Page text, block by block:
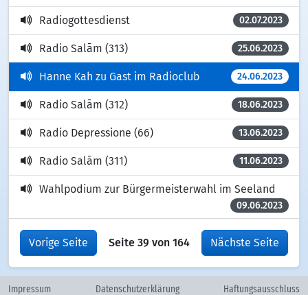
Radiogottesdienst 02.07.2023
Radio Salām (313) 25.06.2023
Hanne Kah zu Gast im Radioclub 24.06.2023
Radio Salām (312) 18.06.2023
Radio Depressione (66) 13.06.2023
Radio Salām (311) 11.06.2023
Wahlpodium zur Bürgermeisterwahl im Seeland
09.06.2023
Vorige Seite Seite 39 von 164 Nächste Seite
Impressum Datenschutzerklärung Haftungsausschluss